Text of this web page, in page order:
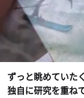
ずっと眺めていた
独自に研究を重ね